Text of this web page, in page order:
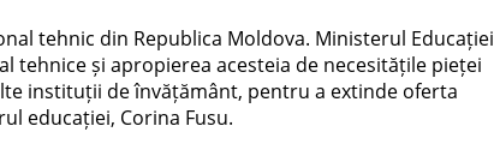
tehnic din Republica Moldova. Ministerul Educației
și apropierea acesteia de necesitățile pieței
instituții de învățământ, pentru a extinde oferta
educației, Corina Fusu.